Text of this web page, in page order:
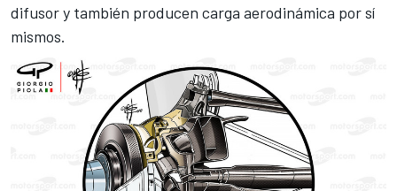
difusor y también producen carga aerodinámica por sí
mismos.